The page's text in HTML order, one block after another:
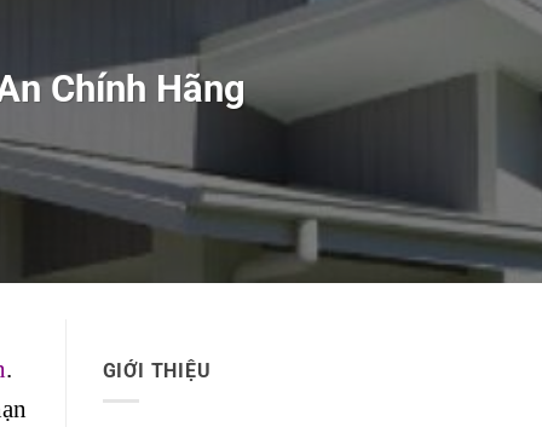
Chính Hãng
.
GIỚI THIỆU